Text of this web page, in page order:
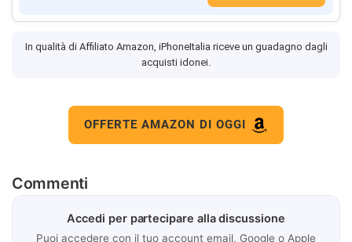
In qualità di Affiliato Amazon, iPhoneItalia riceve un guadagno dagli
acquisti idonei.
OFFERTE AMAZON DI OGGI
Commenti
Accedi per partecipare alla discussione
Puoi accedere con il tuo account email, Google o Apple